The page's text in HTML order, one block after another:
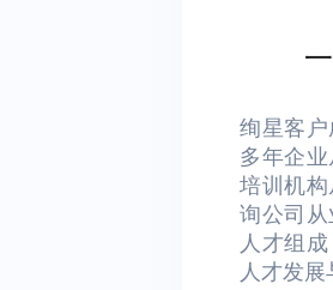
绚星客
多年企
培训机
询公司
人才组
人才发展